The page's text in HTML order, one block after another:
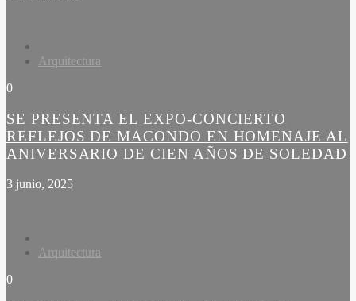
Arquitectura
0
SE PRESENTA EL EXPO-CONCIERTO
REFLEJOS DE MACONDO EN HOMENAJE AL
ANIVERSARIO DE CIEN AÑOS DE SOLEDAD
3 junio, 2025
Arquitectura
0